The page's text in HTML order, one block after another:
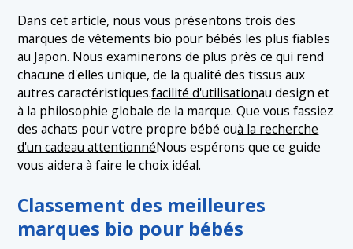
Dans cet article, nous vous présentons trois des
marques de vêtements bio pour bébés les plus fiables
au Japon. Nous examinerons de plus près ce qui rend
chacune d'elles unique, de la qualité des tissus aux
autres caractéristiques.facilité d'utilisationau design et
à la philosophie globale de la marque. Que vous fassiez
des achats pour votre propre bébé ouà la recherche
d'un cadeau attentionnéNous espérons que ce guide
vous aidera à faire le choix idéal.
Classement des meilleures
marques bio pour bébés